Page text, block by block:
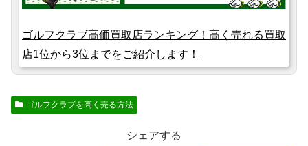
ゴルフクラブ高価買取店ランキング！高く売れる買取
店1位から3位までをご紹介します！
ゴルフクラブを高く売る方法
シェアする